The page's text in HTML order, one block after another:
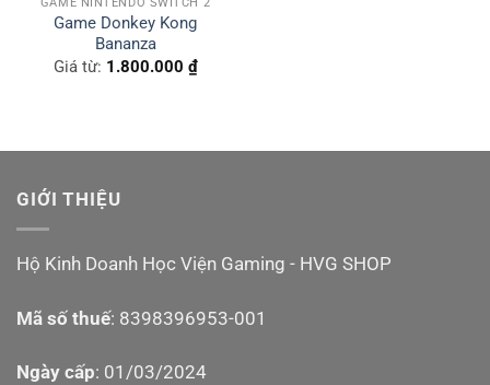
GAME NINTENDO SWITCH 2
Game Donkey Kong
Bananza
Giá từ: 1.800.000 ₫
GIỚI THIỆU
Hộ Kinh Doanh Học Viện Gaming - HVG SHOP
Mã số thuế: 8398396953-001
Ngày cấp: 01/03/2024